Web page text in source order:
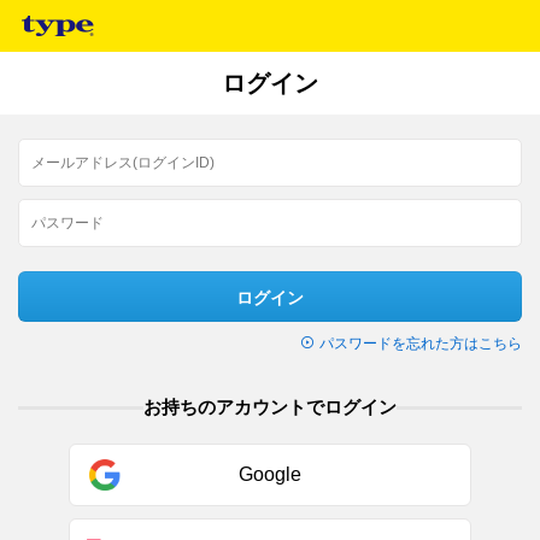
ログイン
ログイン
パスワードを忘れた方はこちら
お持ちのアカウントでログイン
Google